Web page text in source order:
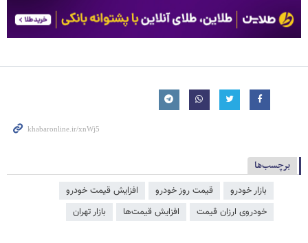
برچسب‌ها
بازار خودرو قیمت روز خودرو
افزایش قیمت خودرو
خودروی ارزان قیمت
افزایش قیمت‌ها بازار تهران